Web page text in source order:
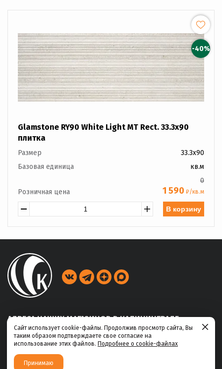
-40%
Glamstone RY90 White Light MT Rect. 33.3x90
плитка
Размер
33.3x90
Базовая единица
кв.м
Розничная цена
0
1 590 ₽/кв.м
В корзину
АДРЕСА НАШИХ МАГАЗИНОВ В КАЛИНИНГРАДЕ
ул. Габайдулина, 39
+7 (4012) 311-456
Сайт использует cookie-файлы. Продолжив просмотр сайта, Вы
таким образом подтверждаете свое согласие на
использование этих файлов. Подробнее о cookie-файлах
Принимаю